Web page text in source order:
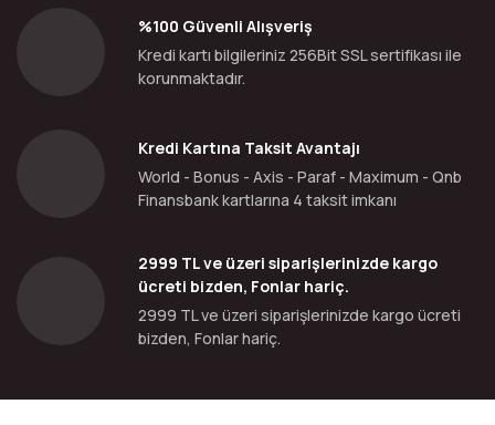
%100 Güvenli Alışveriş
Kredi kartı bilgileriniz 256Bit SSL sertifikası ile
korunmaktadır.
Kredi Kartına Taksit Avantajı
World - Bonus - Axis - Paraf - Maximum - Qnb
Finansbank kartlarına 4 taksit imkanı
2999 TL ve üzeri siparişlerinizde kargo
ücreti bizden, Fonlar hariç.
2999 TL ve üzeri siparişlerinizde kargo ücreti
bizden, Fonlar hariç.